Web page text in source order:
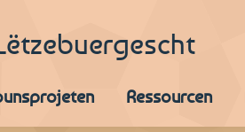
Ressourcen